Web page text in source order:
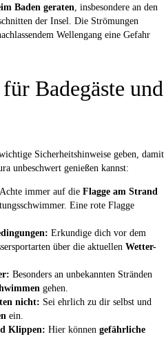
Baden geraten, insbesondere an den
der Insel. Die Strömungen
Wellengang eine Gefahr
Badegäste und
Sicherheitshinweise geben, damit
unbeschwert genießen kannst:
Achte immer auf die Flagge am Strand
Eine rote Flagge
Erkundige dich vor dem
über die aktuellen Wetter-
Besonders an unbekannten Stränden
gehen.
nicht: Sei ehrlich zu dir selbst und
ein.
Klippen: Hier können gefährliche